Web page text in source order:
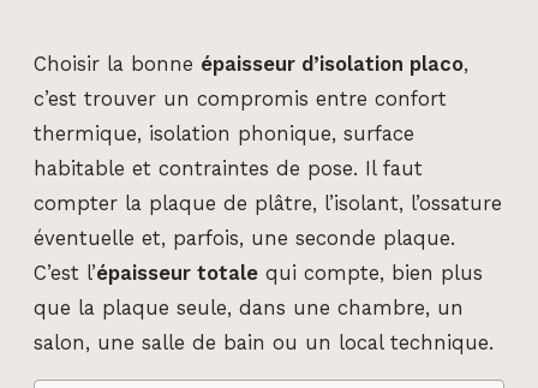
Choisir la bonne épaisseur d’isolation placo,
c’est trouver un compromis entre confort
thermique, isolation phonique, surface
habitable et contraintes de pose. Il faut
compter la plaque de plâtre, l’isolant, l’ossature
éventuelle et, parfois, une seconde plaque.
C’est l’épaisseur totale qui compte, bien plus
que la plaque seule, dans une chambre, un
salon, une salle de bain ou un local technique.